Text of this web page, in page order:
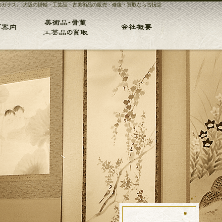
ガラス』|大阪の掛軸・工芸品・古美術品の販売・修復・買取なら古忨堂